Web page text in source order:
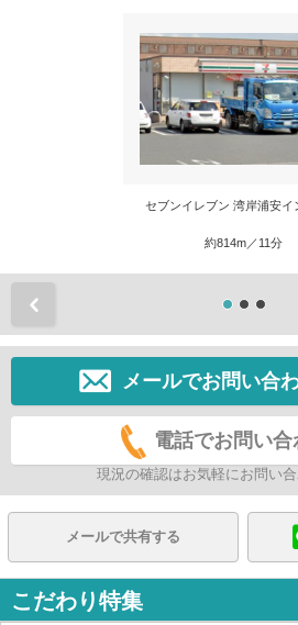
セブンイレブン 湾岸浦安イ
約814m／11分
メールでお問い合
電話でお問い合
現況の確認はお気軽にお問い合
メールで共有する
こだわり特集